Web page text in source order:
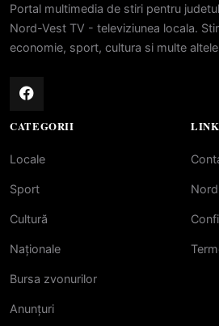
Portal multimedia de stiri pentru
Nord-Vest TV - televiziunea locala.
economie, sport, cultura si multe
CATEGORII
Locale
Sport
Cultură
Naționale
Bursa zvonurilor
Anunțuri